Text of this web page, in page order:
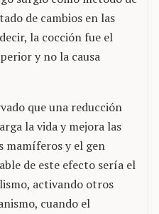
de cambios en las
la cocción fue el
y no la causa
que una reducción
la vida y mejora las
mamíferos y el gen
de este efecto sería el
activando otros
cuando el